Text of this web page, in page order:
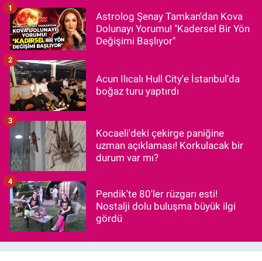
Astrolog Şenay Tamkan'dan Kova
Dolunayı Yorumu! "Kadersel Bir Yön
Değişimi Başlıyor"
1
Acun Ilıcalı Hull City'e İstanbul'da
boğaz turu yaptırdı
2
Kocaeli'deki çekirge paniğine
uzman açıklaması! Korkulacak bir
durum var mı?
3
Pendik'te 80'ler rüzgarı esti!
Nostalji dolu buluşma büyük ilgi
gördü
4